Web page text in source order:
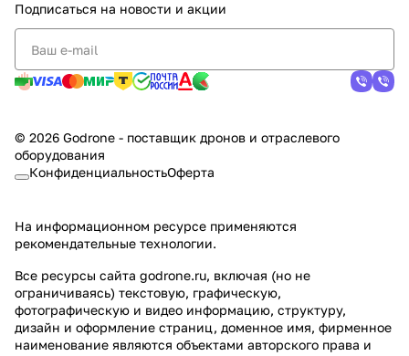
Подписаться на новости и акции
© 2026 Godrone - поставщик дронов и отраслевого
оборудования
КонфиденциальностьОферта
На информационном ресурсе применяются
рекомендательные технологии.
Все ресурсы сайта godrone.ru, включая (но не
ограничиваясь) текстовую, графическую,
фотографическую и видео информацию, структуру,
дизайн и оформление страниц, доменное имя, фирменное
наименование являются объектами авторского права и